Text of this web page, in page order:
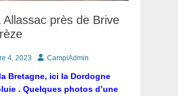
Allassac près de Brive
4, 2023 AuteurCampiAdmin
Bretagne, ici la Dordogne
. Quelques photos d’une